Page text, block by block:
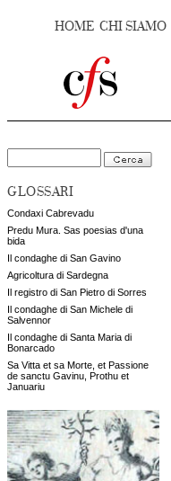
HOME CHI SIAMO
GLOSSARI
Condaxi Cabrevadu
Predu Mura. Sas poesias d'una
bida
Il condaghe di San Gavino
Agricoltura di Sardegna
Il registro di San Pietro di Sorres
Il condaghe di San Michele di
Salvennor
Il condaghe di Santa Maria di
Bonarcado
Sa Vitta et sa Morte, et Passione
de sanctu Gavinu, Prothu et
Januariu